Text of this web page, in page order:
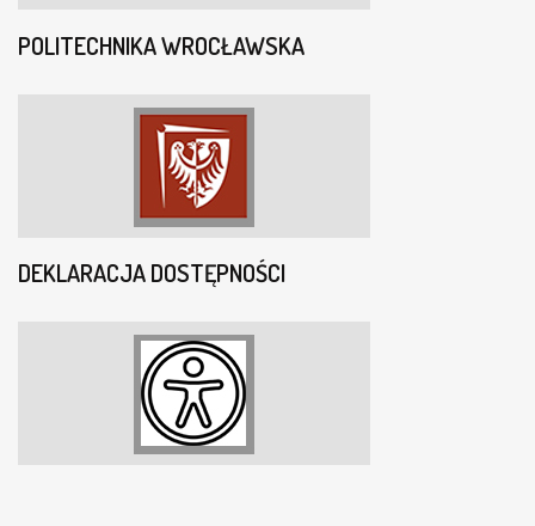
POLITECHNIKA WROCŁAWSKA
DEKLARACJA DOSTĘPNOŚCI